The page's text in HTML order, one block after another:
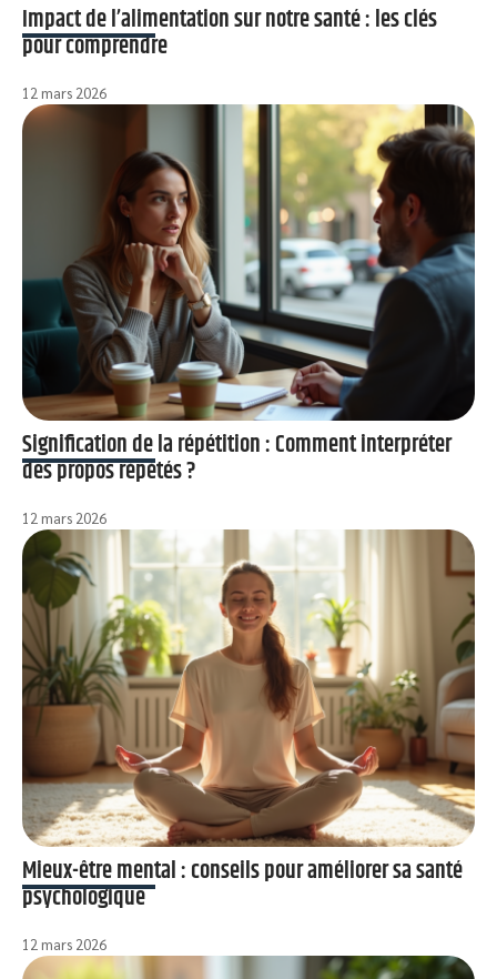
Impact de l’alimentation sur notre santé : les clés
pour comprendre
12 mars 2026
Signification de la répétition : Comment interpréter
des propos répétés ?
12 mars 2026
Mieux-être mental : conseils pour améliorer sa santé
psychologique
12 mars 2026